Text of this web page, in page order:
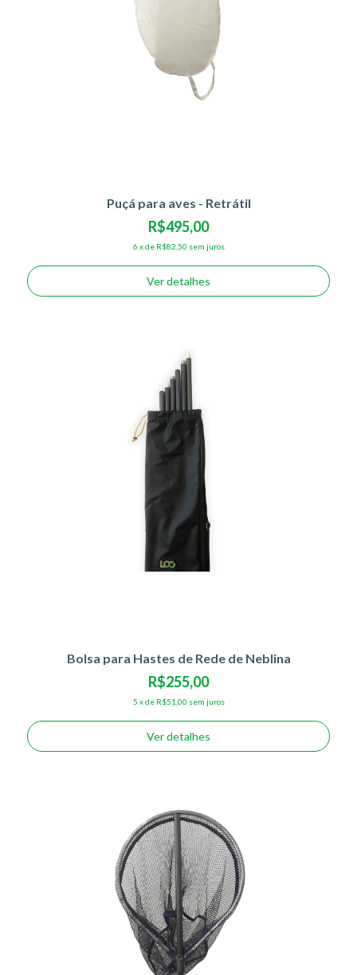
Puçá para aves - Retrátil
R$495,00
6 xde R$82,50 sem juros
Ver detalhes
Bolsa para Hastes de Rede de Neblina
R$255,00
5 xde R$51,00 sem juros
Ver detalhes